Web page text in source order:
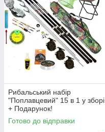
Рибальський набір
"Поплавцевий" 15 в 1 у зборі
+ Подарунок!
Готово до відправки